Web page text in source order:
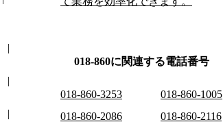
018-860に関連する電話番号
018-860-3253 018-860-1005
018-860-2086
018-860-2116